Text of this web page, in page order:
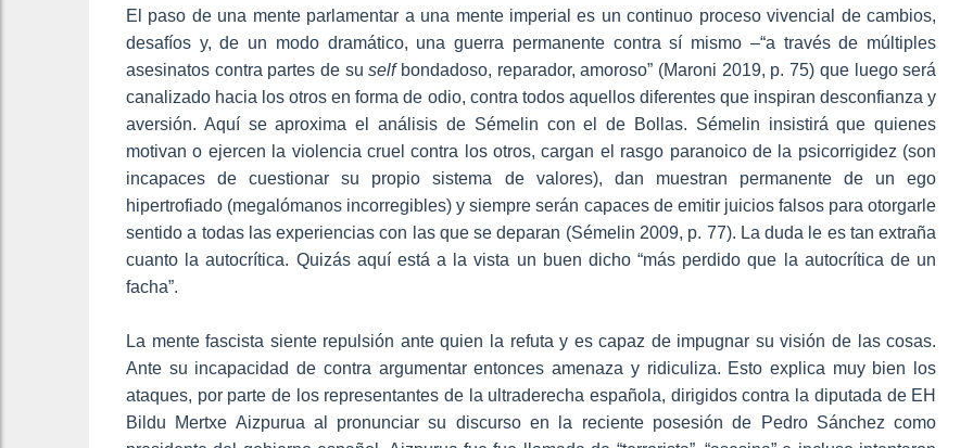
El paso de una mente parlamentar a una mente imperial es un continuo proceso vivencial de cambios,
desafíos y, de un modo dramático, una guerra permanente contra sí mismo –“a través de múltiples
asesinatos contra partes de suself bondadoso, reparador, amoroso” (Maroni 2019, p. 75) que luego será
canalizado hacia los otros en forma de odio, contra todos aquellos diferentes que inspiran desconfianza y
aversión. Aquí se aproxima el análisis de Sémelin con el de Bollas. Sémelin insistirá que quienes
motivan o ejercen la violencia cruel contra los otros, cargan el rasgo paranoico de la psicorrigidez (son
incapaces de cuestionar su propio sistema de valores), dan muestran permanente de un ego
hipertrofiado (megalómanos incorregibles) y siempre serán capaces de emitir juicios falsos para otorgarle
sentido a todas las experiencias con las que se deparan (Sémelin 2009, p. 77). La duda le es tan extraña
cuanto la autocrítica. Quizás aquí está a la vista un buen dicho “más perdido que la autocrítica de un
facha”.
La mente fascista siente repulsión ante quien la refuta y es capaz de impugnar su visión de las cosas.
Ante su incapacidad de contra argumentar entonces amenaza y ridiculiza. Esto explica muy bien los
ataques, por parte de los representantes de la ultraderecha española, dirigidos contra la diputada de EH
Bildu Mertxe Aizpurua al pronunciar su discurso en la reciente posesión de Pedro Sánchez como